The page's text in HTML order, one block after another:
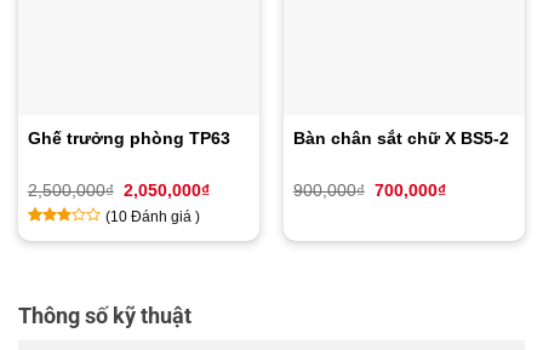
Ghế trưởng phòng TP63
2,500,000₫ Giá
là:
2,050,000₫Giá
2.7
dựa
trên
10
(10Đánh giá )
Bàn chân sắt chữ X BS5-2
900,000₫ Giá
700,000₫Giá
Thông số kỹ thuật